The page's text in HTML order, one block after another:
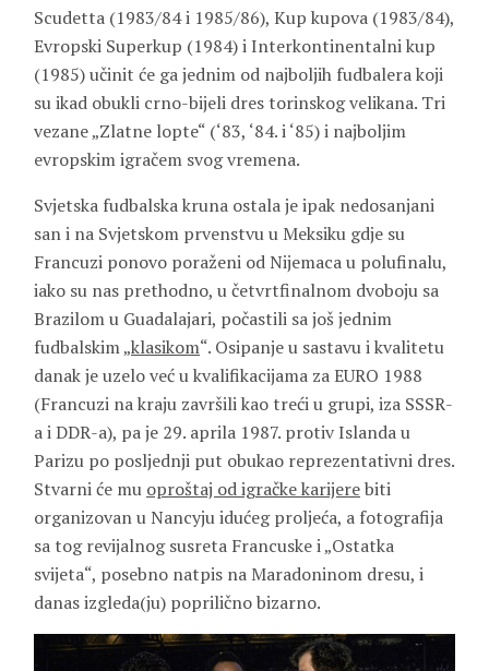
Scudetta (1983/84 i 1985/86), Kup kupova (1983/84),
Evropski Superkup (1984) i Interkontinentalni kup
(1985) učinit će ga jednim od najboljih fudbalera koji
su ikad obukli crno-bijeli dres torinskog velikana. Tri
vezane „Zlatne lopte“ (‘83, ‘84. i ‘85) i najboljim
evropskim igračem svog vremena.
Svjetska fudbalska kruna ostala je ipak nedosanjani
san i na Svjetskom prvenstvu u Meksiku gdje su
Francuzi ponovo poraženi od Nijemaca u polufinalu,
iako su nas prethodno, u četvrtfinalnom dvoboju sa
Brazilom u Guadalajari, počastili sa još jednim
fudbalskim „klasikom“. Osipanje u sastavu i kvalitetu
danak je uzelo već u kvalifikacijama za EURO 1988
(Francuzi na kraju završili kao treći u grupi, iza SSSR-
a i DDR-a), pa je 29. aprila 1987. protiv Islanda u
Parizu po posljednji put obukao reprezentativni dres.
Stvarni će mu oproštaj od igračke karijerebiti
organizovan u Nancyju idućeg proljeća, a fotografija
sa tog revijalnog susreta Francuske i „Ostatka
svijeta“, posebno natpis na Maradoninom dresu, i
danas izgleda(ju) poprilično bizarno.